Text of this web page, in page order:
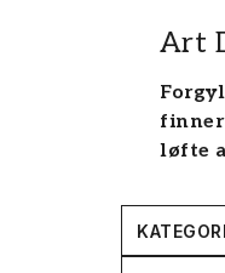
Art
løfte
Art
Art
KATEGORI